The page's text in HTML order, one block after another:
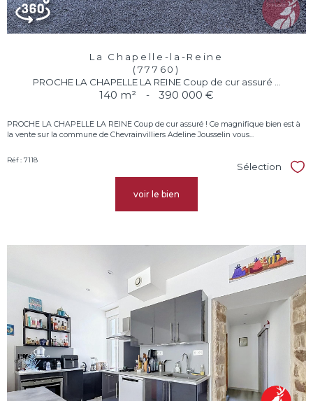
La Chapelle-la-Reine
(77760)
PROCHE LA CHAPELLE LA REINE Coup de cur assuré ...
140 m² - 390 000 €
PROCHE LA CHAPELLE LA REINE Coup de cur assuré ! Ce magnifique bien est à
la vente sur la commune de Chevrainvilliers Adeline Jousselin vous...
Réf : 7118
Sélection
voir le bien